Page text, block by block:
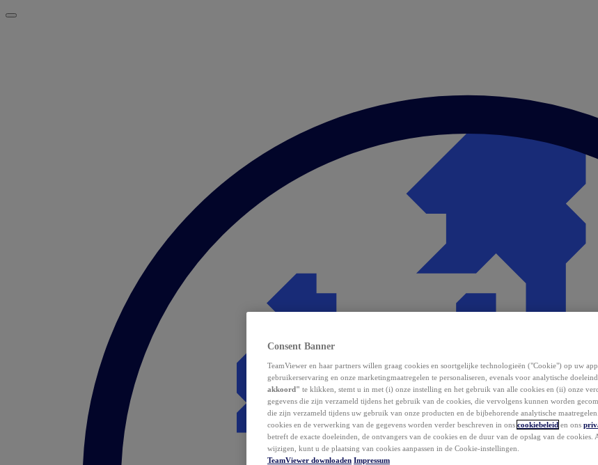
Consent Banner
TeamViewer en haar partners willen graag cookies en soortgelijke technologieën ("Cookie") op uw
gebruikerservaring en onze marketingmaatregelen te personaliseren, evenals voor analytische
akkoord" te klikken, stemt u in met (i) onze instelling en het gebruik van alle cookies en (ii) onze
gegevens die zijn verzameld tijdens het gebruik van de cookies, die vervolgens kunnen worden
die zijn verzameld tijdens uw gebruik van onze producten en de bijbehorende analytische
cookies en de verwerking van de gegevens worden verder beschreven in ons cookiebeleid en ons
betreft de exacte doeleinden, de ontvangers van de cookies en de duur van de opslag van de
wijzigen, kunt u de plaatsing van cookies aanpassen in de Cookie-instellingen.
TeamViewer downloaden Impressum